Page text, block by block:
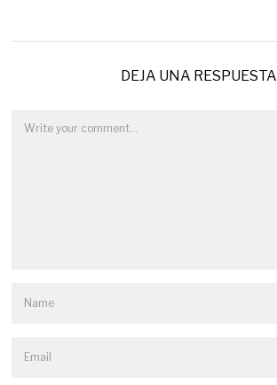
DEJA UNA RESPUESTA